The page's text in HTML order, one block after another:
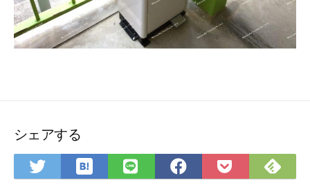
シェアする
Twitter
で
は
て
LINE
で
Facebook
で
Pocket
に
で